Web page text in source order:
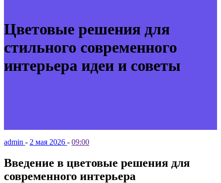
Цветовые решения для
стильного современного
интерьера идеи и советы
admin - 2 мая 2026 - 09:00
Введение в цветовые решения для
современного интерьера